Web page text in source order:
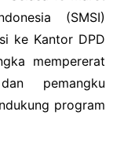
(SMSI)
ke Kantor DPD
mempererat
pemangku
program